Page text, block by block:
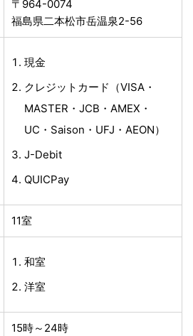
〒964-0074
福島県二本松市岳温泉2-56
現金
クレジットカード（VISA・
MASTER・JCB・AMEX・
UC・Saison・UFJ・AEON）
J-Debit
QUICPay
11室
和室
洋室
15時～24時